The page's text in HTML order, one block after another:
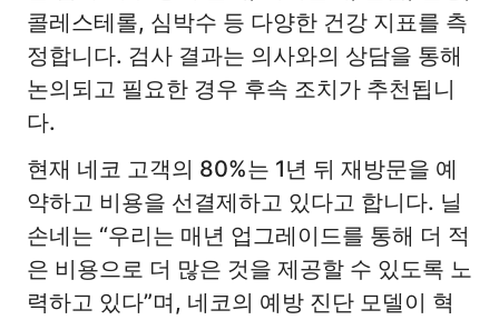
콜레스테롤, 심박수 등 다양한 건강 지표를 측
정합니다. 검사 결과는 의사와의 상담을 통해
논의되고 필요한 경우 후속 조치가 추천됩니
다.
현재 네코 고객의 80%는 1년 뒤 재방문을 예
약하고 비용을 선결제하고 있다고 합니다. 닐
손네는 “우리는 매년 업그레이드를 통해 더 적
은 비용으로 더 많은 것을 제공할 수 있도록 노
력하고 있다”며, 네코의 예방 진단 모델이 혁